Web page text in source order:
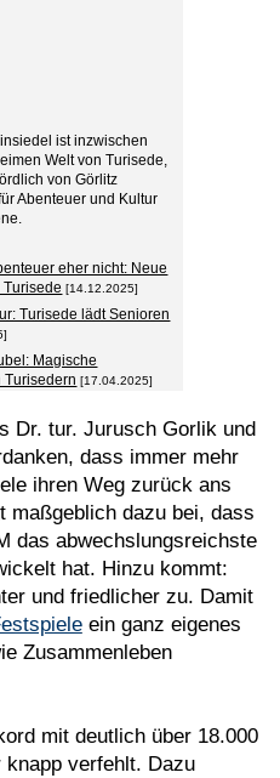
ist inzwischen
Welt von Turisede,
von Görlitz
Abenteuer und Kultur
eher nicht: Neue
[14.12.2025]
Turisede lädt Senioren
Magische
Turisedern [17.04.2025]
Dr. tur. Jurusch Gorlik und
dass immer mehr
ihren Weg zurück ans
maßgeblich dazu bei, dass
das abwechslungsreichste
hat. Hinzu kommt:
und friedlicher zu. Damit
ein ganz eigenes
Zusammenleben
mit deutlich über 18.000
knapp verfehlt. Dazu